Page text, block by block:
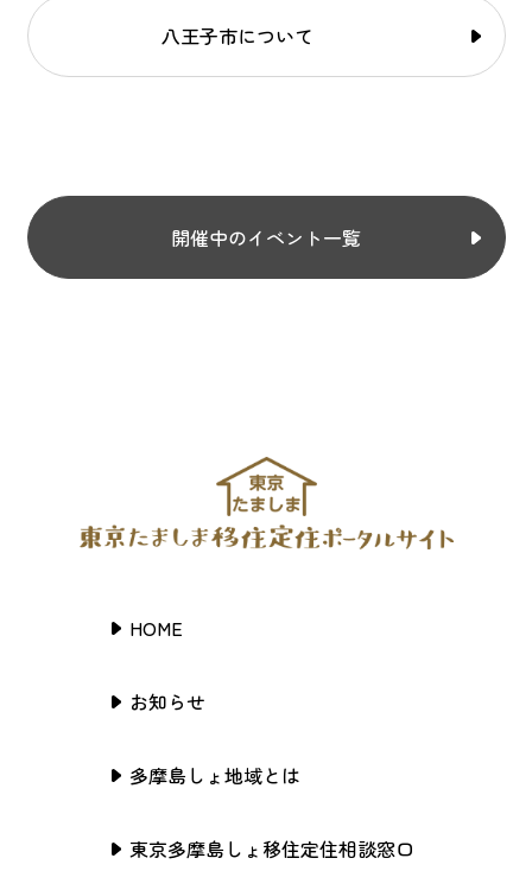
八王子市について
開催中のイベント一覧
HOME
お知らせ
多摩島しょ地域とは
東京多摩島しょ移住定住相談窓口